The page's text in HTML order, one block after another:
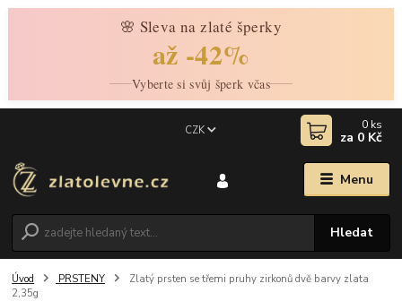
🌸 Sleva na zlaté šperky
až -42%
Vyberte si svůj šperk včas
Menu
CZK
Hledat
0 ks
za 0 Kč
Úvod PRSTENY
Zlatý prsten se třemi pruhy zirkonů dvě barvy zlata
2,35g